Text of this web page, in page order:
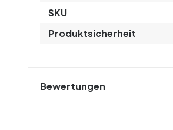
SKU
Produktsicherheit
Bewertungen